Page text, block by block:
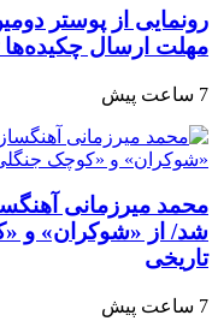
رونمایی از پوستر
مهلت ارسال چکیده‌ها
7 ساعت پیش
شد/ از «شوکران» و
تاریخی
7 ساعت پیش